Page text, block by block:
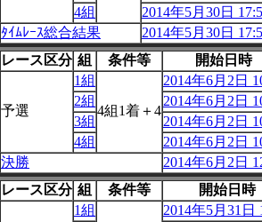
4組
2014年5月30日
ﾀｲﾑﾚｰｽ総合結果
2014年5月30日
レース区分 組 条件等
開始日時
予選
1組
4組1着＋4
2014年6月2日
2組
2014年6月2日
3組
2014年6月2日
4組
2014年6月2日
決勝
2014年6月2日
レース区分 組 条件等
開始日時
1組
2014年5月31日